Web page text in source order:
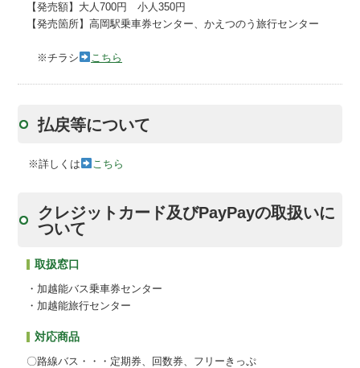
【発売額】大人700円 小人350円
【発売箇所】高岡駅乗車券センター、かえつのう旅行センター
※チラシ こちら
払戻等について
※詳しくは こちら
クレジットカード及びPayPayの取扱いに
ついて
取扱窓口
・加越能バス乗車券センター
・加越能旅行センター
対応商品
〇路線バス・・・定期券、回数券、フリーきっぷ